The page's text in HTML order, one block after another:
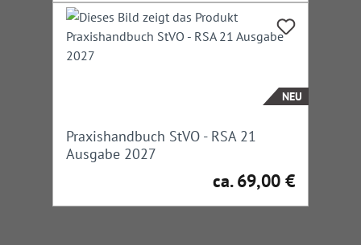
NEU
Praxishandbuch StVO - RSA 21
Ausgabe 2027
Regulärer Preis:
ca. 69,00 €